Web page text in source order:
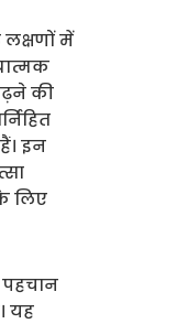
लक्षणों में
की
इन
लिए
यह